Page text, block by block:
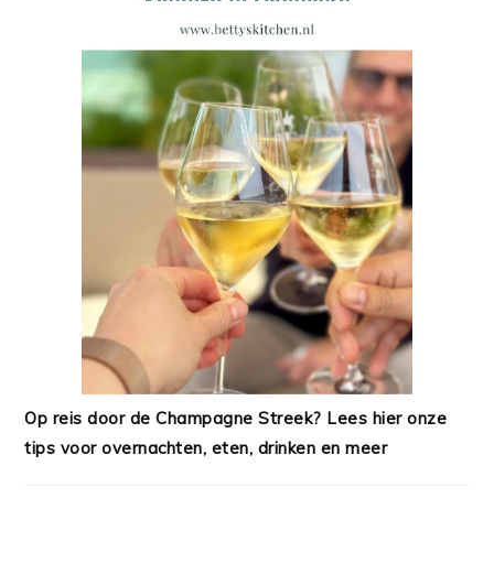
Op reis door de Champagne Streek? Lees hier onze
tips voor overnachten, eten, drinken en meer